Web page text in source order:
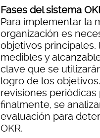
Fases del sistema
Para implementar la
organización es
objetivos
medibles y
clave que se
logro de los
revisiones
finalmente, se
evaluación para
OKR.